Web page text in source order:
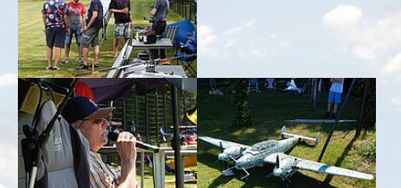
Show larger version for: Show larger version for: